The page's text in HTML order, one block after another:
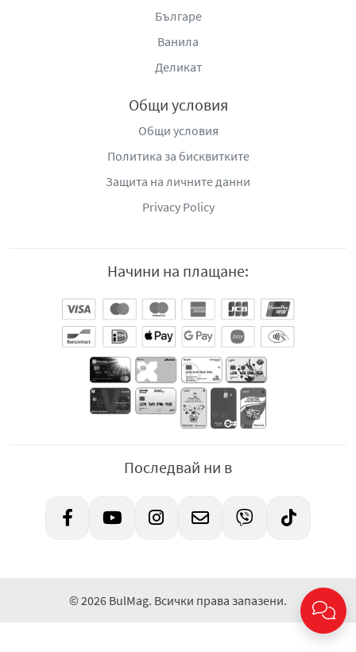
Българе
Ванила
Деликат
Общи условия
Общи условия
Политика за бисквитките
Защита на личните данни
Privacy Policy
Начини на плащане:
Последвай ни в
© 2026 BulMag. Всички права запазени.